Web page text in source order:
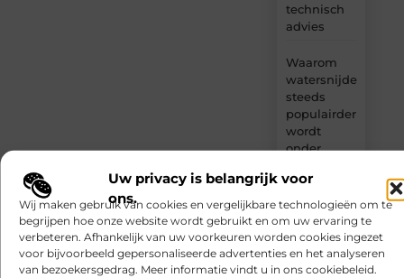
Uw privacy is belangrijk voor
ons.
Wij maken gebruik van cookies en vergelijkbare technologieën om te
begrijpen hoe onze website wordt gebruikt en om uw ervaring te
verbeteren. Afhankelijk van uw voorkeuren worden cookies ingezet
voor bijvoorbeeld gepersonaliseerde advertenties en het analyseren
van bezoekersgedrag. Meer informatie vindt u in ons cookiebeleid.
technisch
advies
Waarom
watersnijden
steeds
populairder
wordt
onder
De
populairste
manieren
om een
woning in